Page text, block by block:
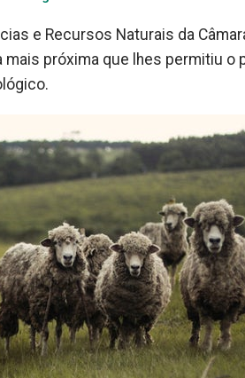
e Recursos Naturais da
próxima que lhes permitiu o